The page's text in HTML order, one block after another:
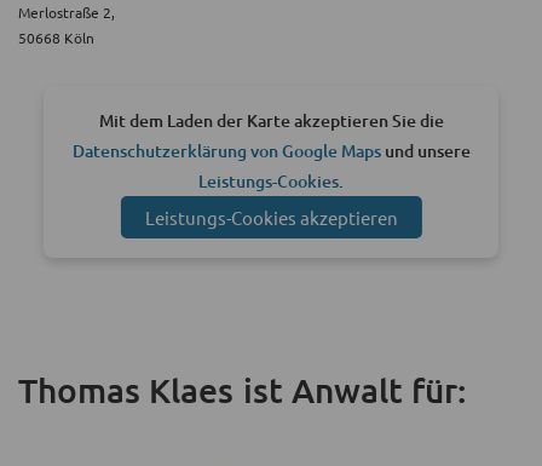
Merlostraße 2,
50668 Köln
Mit dem Laden der Karte akzeptieren Sie die
Datenschutzerklärung von Google Mapsund unsere
Leistungs-Cookies
Leistungs-Cookies akzeptieren
Thomas Klaes ist Anwalt für: